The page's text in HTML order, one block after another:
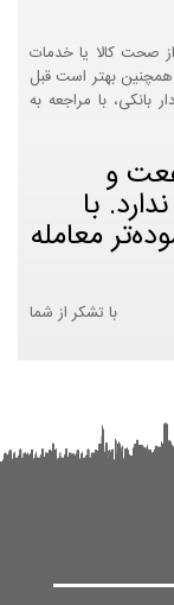
صحت کالا یا خدمات
بهتر است قبل
بانکی، با مراجعه به
و
با
معامله
با تشکر از شما